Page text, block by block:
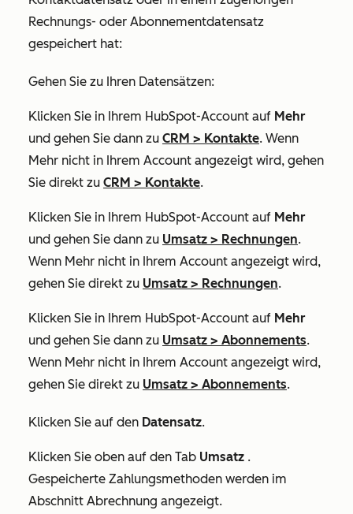
Rechnungs- oder Abonnementdatensatz
gespeichert hat:
Gehen Sie zu Ihren Datensätzen:
Klicken Sie in Ihrem HubSpot-Account auf Mehr
und gehen Sie dann zu CRM > Kontakte. Wenn
Mehr nicht in Ihrem Account angezeigt wird, gehen
Sie direkt zu CRM > Kontakte.
Klicken Sie in Ihrem HubSpot-Account auf Mehr
und gehen Sie dann zu Umsatz > Rechnungen.
Wenn Mehr nicht in Ihrem Account angezeigt wird,
gehen Sie direkt zu Umsatz > Rechnungen.
Klicken Sie in Ihrem HubSpot-Account auf Mehr
und gehen Sie dann zu Umsatz > Abonnements.
Wenn Mehr nicht in Ihrem Account angezeigt wird,
gehen Sie direkt zu Umsatz > Abonnements.
Klicken Sie auf den Datensatz.
Klicken Sie oben auf den Tab Umsatz .
Gespeicherte Zahlungsmethoden werden im
Abschnitt Abrechnung angezeigt.